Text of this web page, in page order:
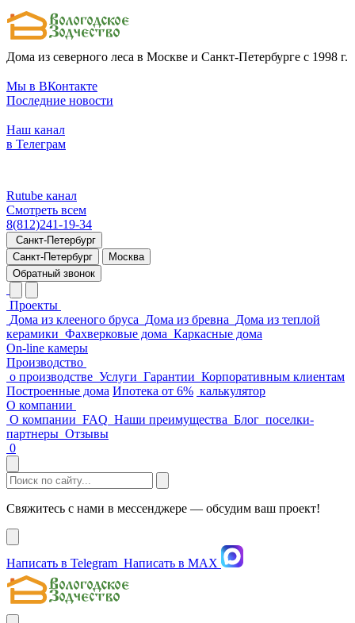
Дома из северного леса в Москве и Санкт-Петербурге с 1998 г.
Мы в ВКонтакте
Последние новости
Наш канал
в Телеграм
Rutube канал
Смотреть всем
8(812)241-19-34
Санкт-Петербург
Санкт-Петербург
Москва
Обратный звонок
Проекты
Дома из клееного бруса Дома из бревна Дома из теплой
керамики Фахверковые дома Каркасные дома
On-line камеры
Производство
о производстве Услуги Гарантии Корпоративным клиентам
Построенные дома Ипотека от 6% калькулятор
О компании
О компании FAQ Наши преимущества Блог поселки-
партнеры Отзывы
0
Свяжитесь с нами в мессенджере — обсудим ваш проект!
Написать в Telegram Написать в MAX